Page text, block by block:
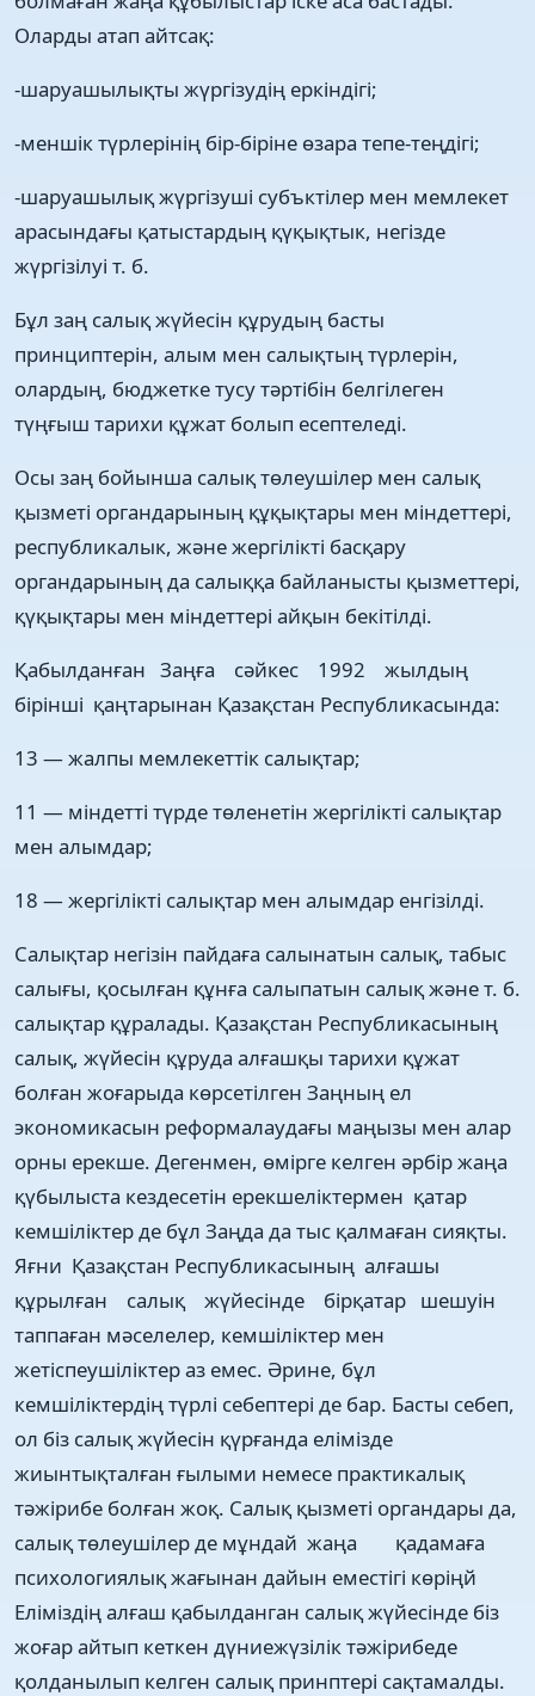
Оларды атап айтсақ:
-шаруашылықты жүргізудің еркіндігі;
-меншік түрлерінің бір-біріне өзара тепе-теңдігі;
-шаруашылық жүргізуші субъктілер мен мемлекет
арасындағы қатыстардың қүқықтык, негізде
жүргізілуі т. б.
Бұл заң салық жүйесін құрудың басты
принциптерін, алым мен салықтың түрлерін,
олардың, бюджетке тусу тәртібін белгілеген
түңғыш тарихи құжат болып есептеледі.
Осы заң бойынша салық төлеушілер мен салық
қызметі органдарының құқықтары мен міндеттері,
республикалык, және жергілікті басқару
органдарының да салыққа байланысты қызметтері,
қүқықтары мен міндеттері айқын бекітілді.
Қабылданған Заңға сәйкес 1992 жылдың
бірінші қаңтарынан Қазақстан Республикасында:
13 — жалпы мемлекеттік салықтар;
11 — міндетті түрде төленетін жергілікті салықтар
мен алымдар;
18 — жергілікті салықтар мен алымдар енгізілді.
Салықтар негізін пайдаға салынатын салық, табыс
салығы, қосылған құнға салыпатын салық және т. б.
салықтар құралады. Қазақстан Республикасының
салық, жүйесін құруда алғашқы тарихи құжат
болған жоғарыда көрсетілген Заңның ел
экономикасын реформалаудағы маңызы мен алар
орны ерекше. Дегенмен, өмірге келген әрбір жаңа
қүбылыста кездесетін ерекшеліктермен қатар
кемшіліктер де бұл Заңда да тыс қалмаған сияқты.
Яғни Қазақстан Республикасының алғашы
құрылған салық жүйесінде бірқатар шешуін
таппаған мәселелер, кемшіліктер мен
жетіспеушіліктер аз емес. Әрине, бұл
кемшіліктердің түрлі себептері де бар. Басты себеп,
ол біз салық жүйесін қүрғанда елімізде
жиынтықталған ғылыми немесе практикалық
тәжірибе болған жоқ. Салық қызметі органдары да,
салық төлеушілер де мұндай жаңа қадамаға
психологиялық жағынан дайын еместігі көріңй
Еліміздің алғаш қабылданган салық жүйесінде біз
жоғар айтып кеткен дүниежүзілік тәжірибеде
қолданылып келген салық принптері сақтамалды.